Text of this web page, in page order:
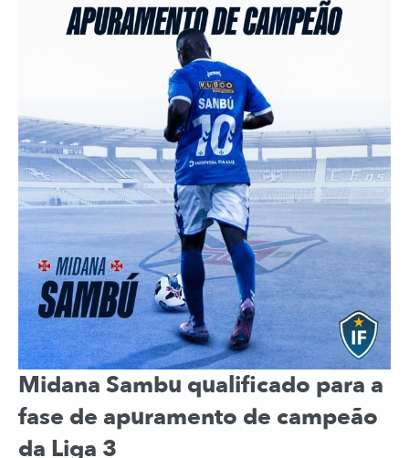
Midana Sambu qualificado para a
fase de apuramento de campeão
da Liga 3